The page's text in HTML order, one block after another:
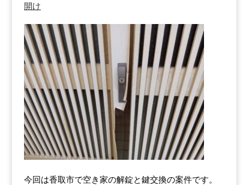
開け
今回は香取市で空き家の解錠と鍵交換の案件です。